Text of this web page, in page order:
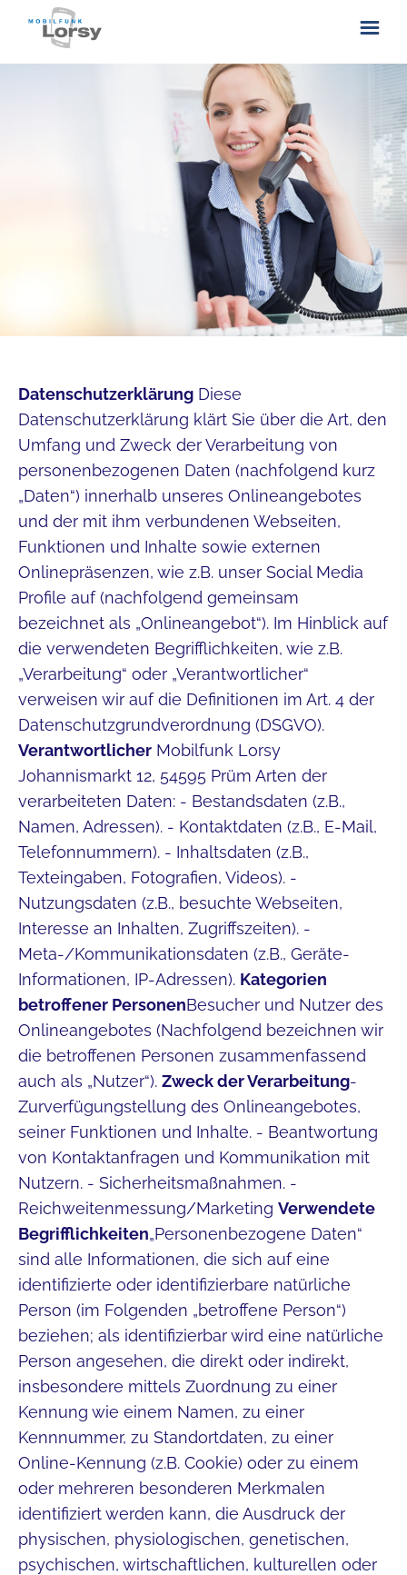
ÜBER UNS
KONTAKT
Datenschutzerklärung Diese
Datenschutzerklärung klärt Sie über die Art, den
Umfang und Zweck der Verarbeitung von
personenbezogenen Daten (nachfolgend kurz
„Daten“) innerhalb unseres Onlineangebotes
und der mit ihm verbundenen Webseiten,
Funktionen und Inhalte sowie externen
Onlinepräsenzen, wie z.B. unser Social Media
Profile auf (nachfolgend gemeinsam
bezeichnet als „Onlineangebot“). Im Hinblick auf
die verwendeten Begrifflichkeiten, wie z.B.
„Verarbeitung“ oder „Verantwortlicher“
verweisen wir auf die Definitionen im Art. 4 der
Datenschutzgrundverordnung (DSGVO).
Verantwortlicher Mobilfunk Lorsy
Johannismarkt 12, 54595 Prüm Arten der
verarbeiteten Daten: - Bestandsdaten (z.B.,
Namen, Adressen). - Kontaktdaten (z.B., E-Mail,
Telefonnummern). - Inhaltsdaten (z.B.,
Texteingaben, Fotografien, Videos). -
Nutzungsdaten (z.B., besuchte Webseiten,
Interesse an Inhalten, Zugriffszeiten). -
Meta-/Kommunikationsdaten (z.B., Geräte-
Informationen, IP-Adressen). Kategorien
betroffener PersonenBesucher und Nutzer des
Onlineangebotes (Nachfolgend bezeichnen wir
die betroffenen Personen zusammenfassend
auch als „Nutzer“). Zweck der Verarbeitung-
Zurverfügungstellung des Onlineangebotes,
seiner Funktionen und Inhalte. - Beantwortung
von Kontaktanfragen und Kommunikation mit
Nutzern. - Sicherheitsmaßnahmen. -
Reichweitenmessung/Marketing Verwendete
Begrifflichkeiten„Personenbezogene Daten“
sind alle Informationen, die sich auf eine
identifizierte oder identifizierbare natürliche
Person (im Folgenden „betroffene Person“)
beziehen; als identifizierbar wird eine natürliche
Person angesehen, die direkt oder indirekt,
insbesondere mittels Zuordnung zu einer
Kennung wie einem Namen, zu einer
Kennnummer, zu Standortdaten, zu einer
Online-Kennung (z.B. Cookie) oder zu einem
oder mehreren besonderen Merkmalen
identifiziert werden kann, die Ausdruck der
physischen, physiologischen, genetischen,
psychischen, wirtschaftlichen, kulturellen oder